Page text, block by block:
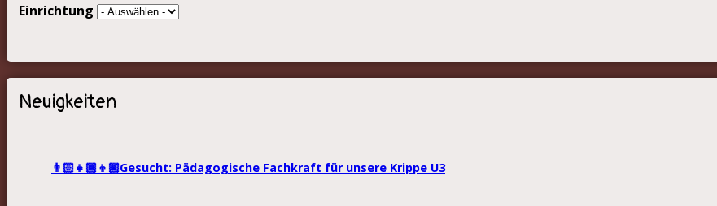
Einrichtung
Neuigkeiten
👨🏻‍👧🏾‍👦🏼Gesucht: Pädagogische Fachkraft für unsere Krippe U3